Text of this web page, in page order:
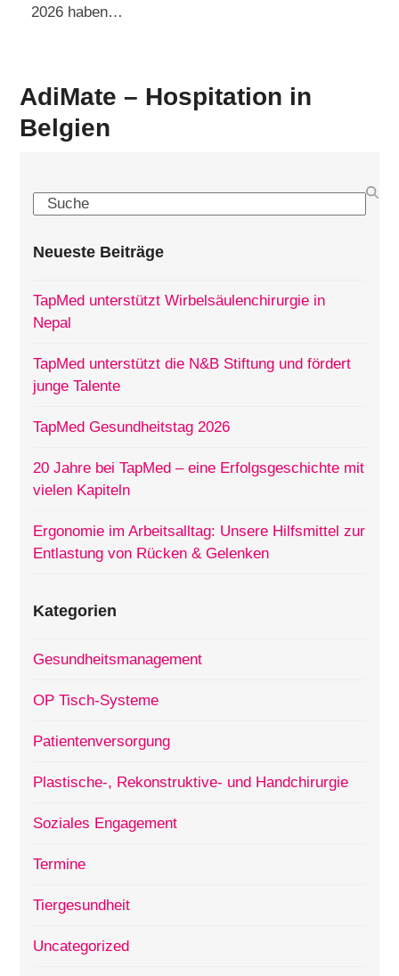
2026 haben…
AdiMate – Hospitation in
Belgien
Search
Neueste Beiträge
TapMed unterstützt Wirbelsäulenchirurgie in
Nepal
TapMed unterstützt die N&B Stiftung und fördert
junge Talente
TapMed Gesundheitstag 2026
20 Jahre bei TapMed – eine Erfolgsgeschichte mit
vielen Kapiteln
Ergonomie im Arbeitsalltag: Unsere Hilfsmittel zur
Entlastung von Rücken & Gelenken
Kategorien
Gesundheitsmanagement
OP Tisch-Systeme
Patientenversorgung
Plastische-, Rekonstruktive- und Handchirurgie
Soziales Engagement
Termine
Tiergesundheit
Uncategorized